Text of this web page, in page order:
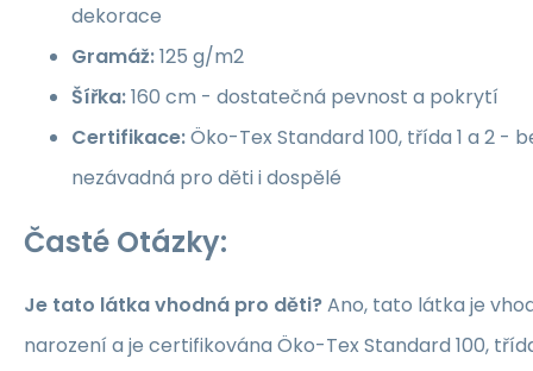
dekorace
Gramáž:125 g/m2
Šířka:160 cm - dostatečná pevnost a pokrytí
Certifikace:Öko-Tex Standard 100, třída 1 a 2 -
nezávadná pro děti i dospělé
Časté Otázky:
Je tato látka vhodná pro děti?Ano, tato látka je
narození a je certifikována Öko-Tex Standard 100,